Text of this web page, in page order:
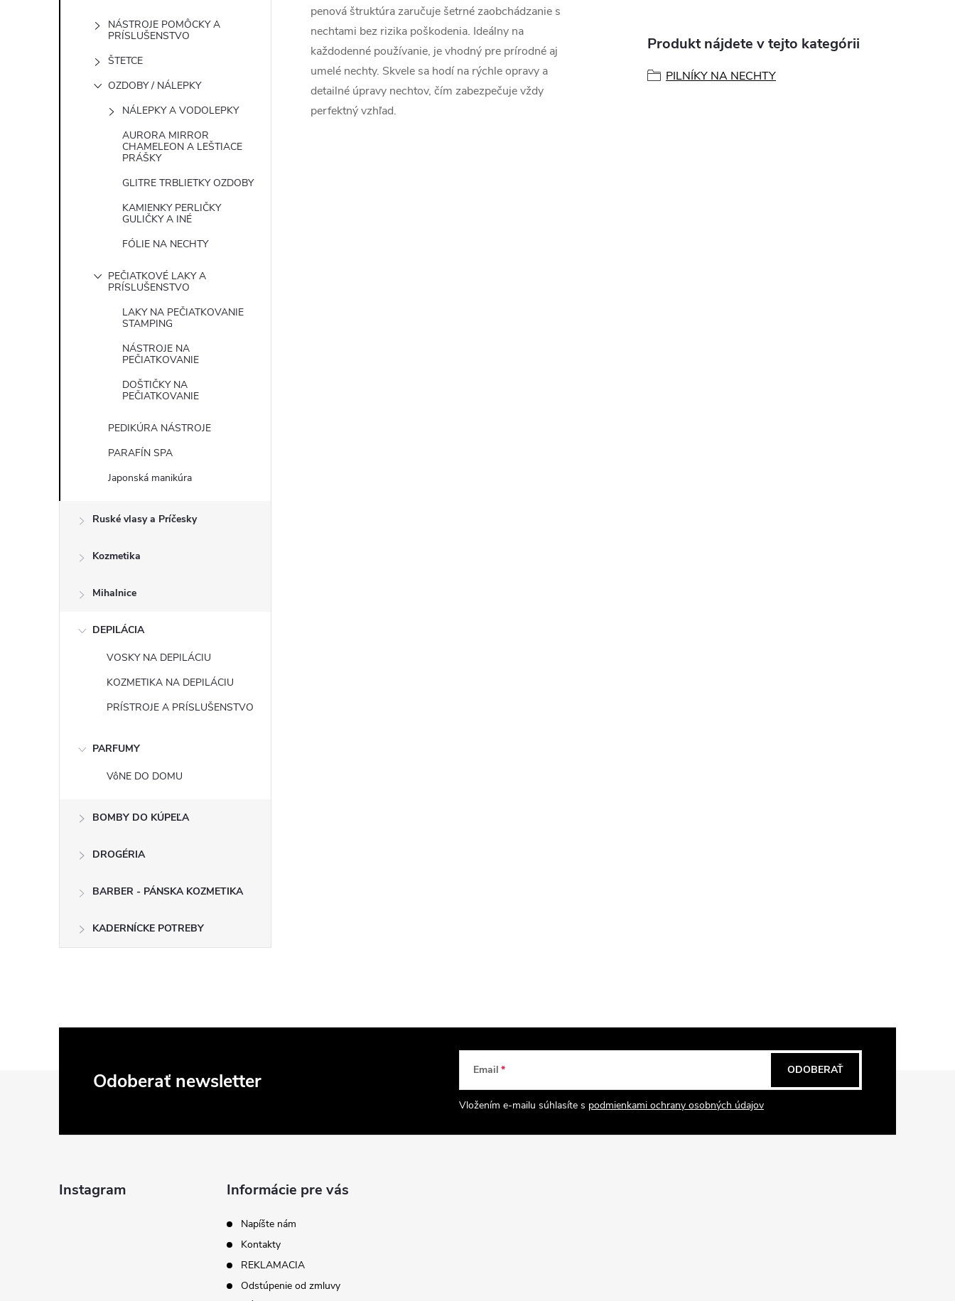
NÁSTROJE POMÔCKY A
PRÍSLUŠENSTVO
ŠTETCE
OZDOBY / NÁLEPKY
NÁLEPKY A VODOLEPKY
AURORA MIRROR
CHAMELEON A LEŠTIACE
PRÁŠKY
GLITRE TRBLIETKY OZDOBY
KAMIENKY PERLIČKY
GULIČKY A INÉ
FÓLIE NA NECHTY
PEČIATKOVÉ LAKY A
PRÍSLUŠENSTVO
LAKY NA PEČIATKOVANIE
STAMPING
NÁSTROJE NA
PEČIATKOVANIE
DOŠTIČKY NA
PEČIATKOVANIE
PEDIKÚRA NÁSTROJE
PARAFÍN SPA
Japonská manikúra
Ruské vlasy a Príčesky
Kozmetika
Mihalnice
DEPILÁCIA
VOSKY NA DEPILÁCIU
KOZMETIKA NA DEPILÁCIU
PRÍSTROJE A PRÍSLUŠENSTVO
PARFUMY
VôNE DO DOMU
BOMBY DO KÚPEĽA
DROGÉRIA
BARBER - PÁNSKA KOZMETIKA
KADERNÍCKE POTREBY
penová štruktúra zaručuje šetrné zaobchádzanie s
nechtami bez rizika poškodenia. Ideálny na
každodenné používanie, je vhodný pre prírodné aj
umelé nechty. Skvele sa hodí na rýchle opravy a
detailné úpravy nechtov, čím zabezpečuje vždy
perfektný vzhľad.
Produkt nájdete v tejto kategórii
PILNÍKY NA NECHTY
Odoberať newsletter Email
Vložením e-mailu súhlasíte s podmienkami ochrany osobných údajov
ODOBERAŤ
Instagram Informácie pre vás
Napíšte nám
Kontakty
REKLAMACIA
Odstúpenie od zmluvy